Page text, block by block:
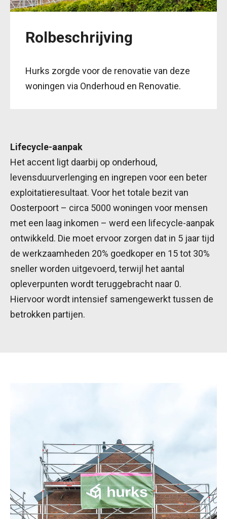
Rolbeschrijving
Hurks zorgde voor de renovatie van deze
woningen via Onderhoud en Renovatie.
Lifecycle-aanpak
Het accent ligt daarbij op onderhoud,
levensduurverlenging en ingrepen voor een beter
exploitatieresultaat. Voor het totale bezit van
Oosterpoort – circa 5000 woningen voor mensen
met een laag inkomen – werd een lifecycle-aanpak
ontwikkeld. Die moet ervoor zorgen dat in 5 jaar tijd
de werkzaamheden 20% goedkoper en 15 tot 30%
sneller worden uitgevoerd, terwijl het aantal
opleverpunten wordt teruggebracht naar 0.
Hiervoor wordt intensief samengewerkt tussen de
betrokken partijen.